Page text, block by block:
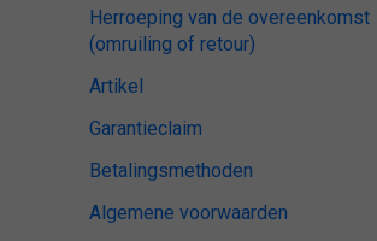
Herroeping van de overeenkomst
(omruiling of retour)
Artikel
Garantieclaim
Betalingsmethoden
Algemene voorwaarden